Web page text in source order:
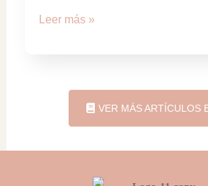
Leer más »
VER MÁS ARTÍCULOS